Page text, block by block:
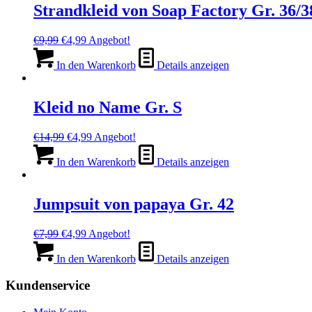
Strandkleid von Soap Factory Gr. 36/
€9,99 Ursprünglicher
war:
€4,99Aktueller
ist:
Angebot!
In den Warenkorb Details anzeigen
Kleid no Name Gr. S
€14,99 Ursprünglicher
war:
€4,99Aktueller
ist:
Angebot!
In den Warenkorb Details anzeigen
Jumpsuit von papaya Gr. 42
€7,99 Ursprünglicher
war:
€4,99Aktueller
ist:
Angebot!
In den Warenkorb Details anzeigen
Kundenservice